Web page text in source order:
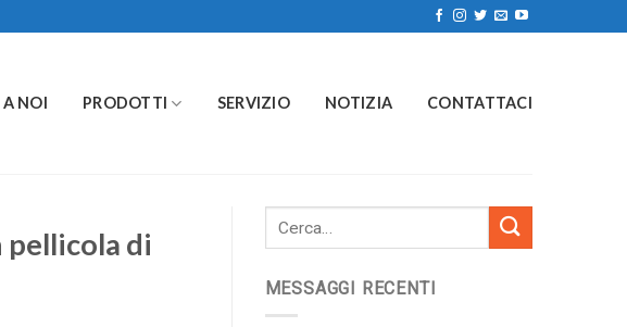
A NOI PRODOTTI SERVIZIO NOTIZIA CONTATTACI
pellicola di
MESSAGGI RECENTI